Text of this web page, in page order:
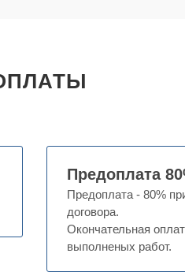
Предоплата
Предоплата - 80%
договора.
Окончательная
выполненых работ.